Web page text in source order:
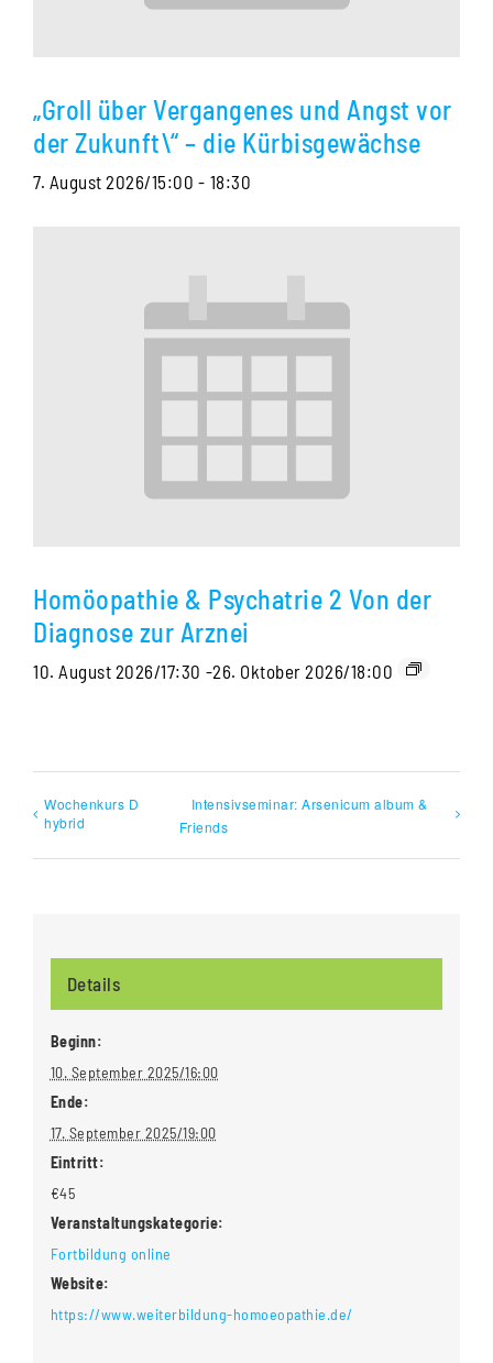
„Groll über Vergangenes und Angst vor
der Zukunft\“ – die Kürbisgewächse
7. August 2026/15:00 - 18:30
Homöopathie & Psychatrie 2 Von der
Diagnose zur Arznei
10. August 2026/17:30 -26. Oktober 2026/18:00
Wochenkurs D
hybrid
Intensivseminar: Arsenicum album &
Friends
Details
Beginn:
10. September 2025/16:00
Ende:
17. September 2025/19:00
Eintritt:
€45
Veranstaltungskategorie:
Fortbildung online
Website:
https://www.weiterbildung-homoeopathie.de/